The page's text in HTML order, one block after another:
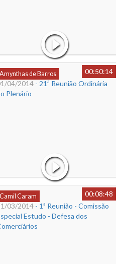
Amynthas de Barros
00:50:14
04/2014 - 21ª Reunião Ordinária
Plenário
Camil Caram
00:08:48
03/2014 - 1ª Reunião - Comissão
Estudo - Defesa dos